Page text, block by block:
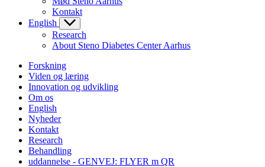
Kontakt
English
Research
About Steno Diabetes Center Aarhus
Forskning
Viden og læring
Innovation og udvikling
Om os
English
Nyheder
Kontakt
Research
Behandling
uddannelse - GENVEJ: FLYER m QR